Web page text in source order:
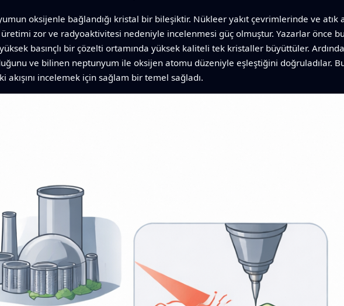
oksijenle bağlandığı kristal bir bileşiktir. Nükleer yakıt çevrimlerinde ve atık
zor ve radyoaktivitesi nedeniyle incelenmesi güç olmuştur. Yazarlar önce
basınçlı bir çözelti ortamında yüksek kaliteli tek kristaller büyüttüler.
ve bilinen neptunyum ile oksijen atomu düzeniyle eşleştiğini doğruladılar.
akışını incelemek için sağlam bir temel sağladı.